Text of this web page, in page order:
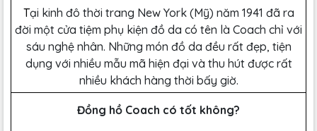
Tại kinh đô thời trang New York (Mỹ) năm 1941 đã ra
đời một cửa tiệm phụ kiện đồ da có tên là Coach chỉ với
sáu nghệ nhân. Những món đồ da đều rất đẹp, tiện
dụng với nhiều mẫu mã hiện đại và thu hút được rất
nhiều khách hàng thời bấy giờ.
Đồng hồ Coach có tốt không?